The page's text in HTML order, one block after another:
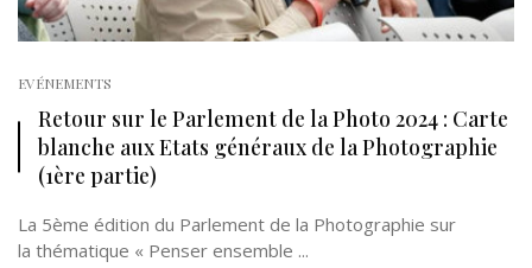
EVÉNEMENTS
Retour sur le Parlement de la Photo 2024 : Carte
blanche aux Etats généraux de la Photographie
(1ère partie)
La 5ème édition du Parlement de la Photographie sur
la thématique « Penser ensemble ...